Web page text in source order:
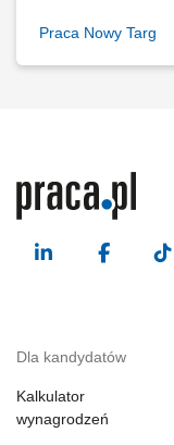
Praca Nowy Targ
Dla kandydatów
Kalkulator
wynagrodzeń